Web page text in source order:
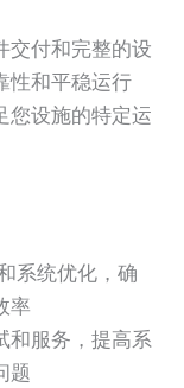
交付和完整的设
性和平稳运行
您设施的特定运
系统优化，确
率
和服务，提高系
题